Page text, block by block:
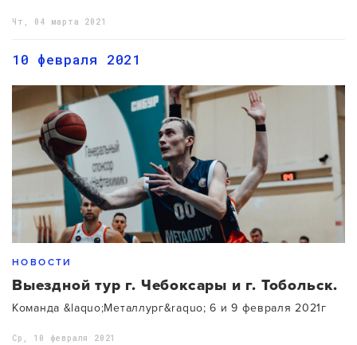
Чт, 04 марта 2021
10 февраля 2021
НОВОСТИ
Выездной тур г. Чебоксары и г. Тобольск.
Команда &laquo;Металлург&raquo; 6 и 9 февраля 2021г
Ср, 10 февраля 2021